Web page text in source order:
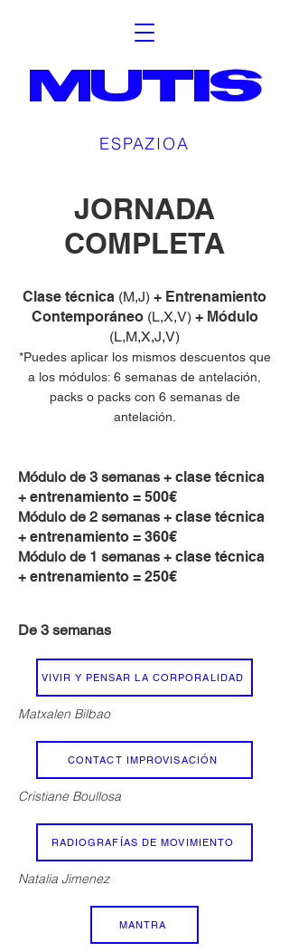
MUTIS
ESPAZIOA
JORNADA
COMPLETA
Clase técnica (M,J) + Entrenamiento
Contemporáneo (L,X,V)+ Módulo
(L,M,X,J,V)
*Puedes aplicar los mismos descuentos que
a los módulos: 6 semanas de antelación,
packs o packs con 6 semanas de
antelación.
Módulo de 3 semanas + clase técnica
+ entrenamiento = 500€
Módulo de 2 semanas + clase técnica
+ entrenamiento = 360€
Módulo de 1 semanas + clase técnica
+ entrenamiento = 250€
De 3 semanas
VIVIR Y PENSAR LA CORPORALIDAD
Matxalen Bilbao
CONTACT IMPROVISACIÓN
Cristiane Boullosa
RADIOGRAFÍAS DE MOVIMIENTO
Natalia Jimenez
MANTRA